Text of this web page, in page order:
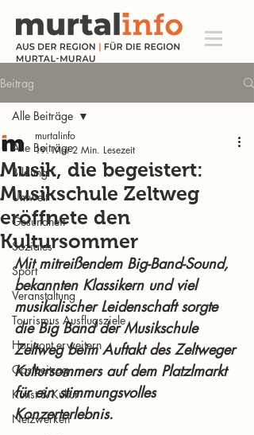
Beitrag
Alle Beiträge
Bildung
Umwelt
Gesundheit
Soziales
Sport
Veranstaltung
Tourismus Ausflugsziele
Horizont erweitern
Gastbeitrag
Kunst & Kultur
Netzwerken
Alle Beiträge
Musik, die begeistert:
Musikschule Zeltweg
eröffnete den
Kultursommer
murtalinfo
19. Mai 2 Min. Lesezeit
Mit mitreißendem Big-Band-Sound,
bekannten Klassikern und viel
musikalischer Leidenschaft sorgte
die Big Band der Musikschule
Zeltweg beim Auftakt des Zeltweger
Kultursommers auf dem Platzlmarkt
für ein stimmungsvolles
Konzerterlebnis.